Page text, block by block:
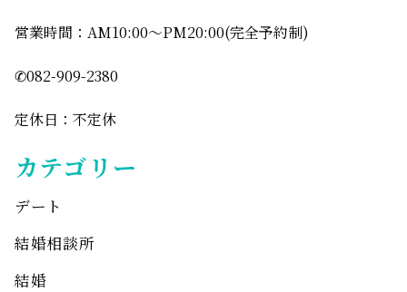
営業時間：AM10:00〜PM20:00(完全予約制)
✆082-909-2380
定休日：不定休
カテゴリー
デート
結婚相談所
結婚